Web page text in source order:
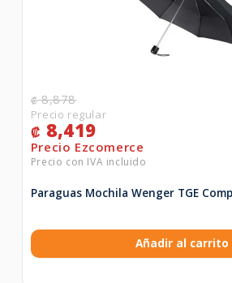
₡8,878
₡ 8,419
Paraguas Mochila Wenger TGE
Añadir al carrito